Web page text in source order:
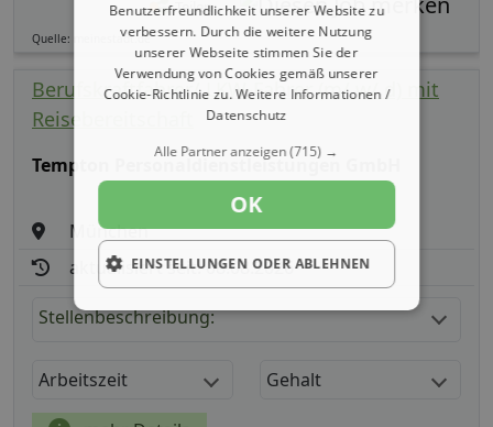
Teilen
Quelle: meinestadt.de
Berufskraftfahrer/ LKW-Fahrer (m/ w/ d) mit
Reisebereitschaft
Tempton Personaldienstleistungen GmbH
München
aktualisiert seit: 08.08.2026
Stellenbeschreibung:
Arbeitszeit Gehalt
Benutzerfreundlichkeit unserer Website zu
verbessern. Durch die weitere Nutzung
unserer Webseite stimmen Sie der
Verwendung von Cookies gemäß unserer
Cookie-Richtlinie zu.Weitere Informationen /
Datenschutz
Alle Partner anzeigen(715) →
OK
EINSTELLUNGEN ODER ABLEHNEN